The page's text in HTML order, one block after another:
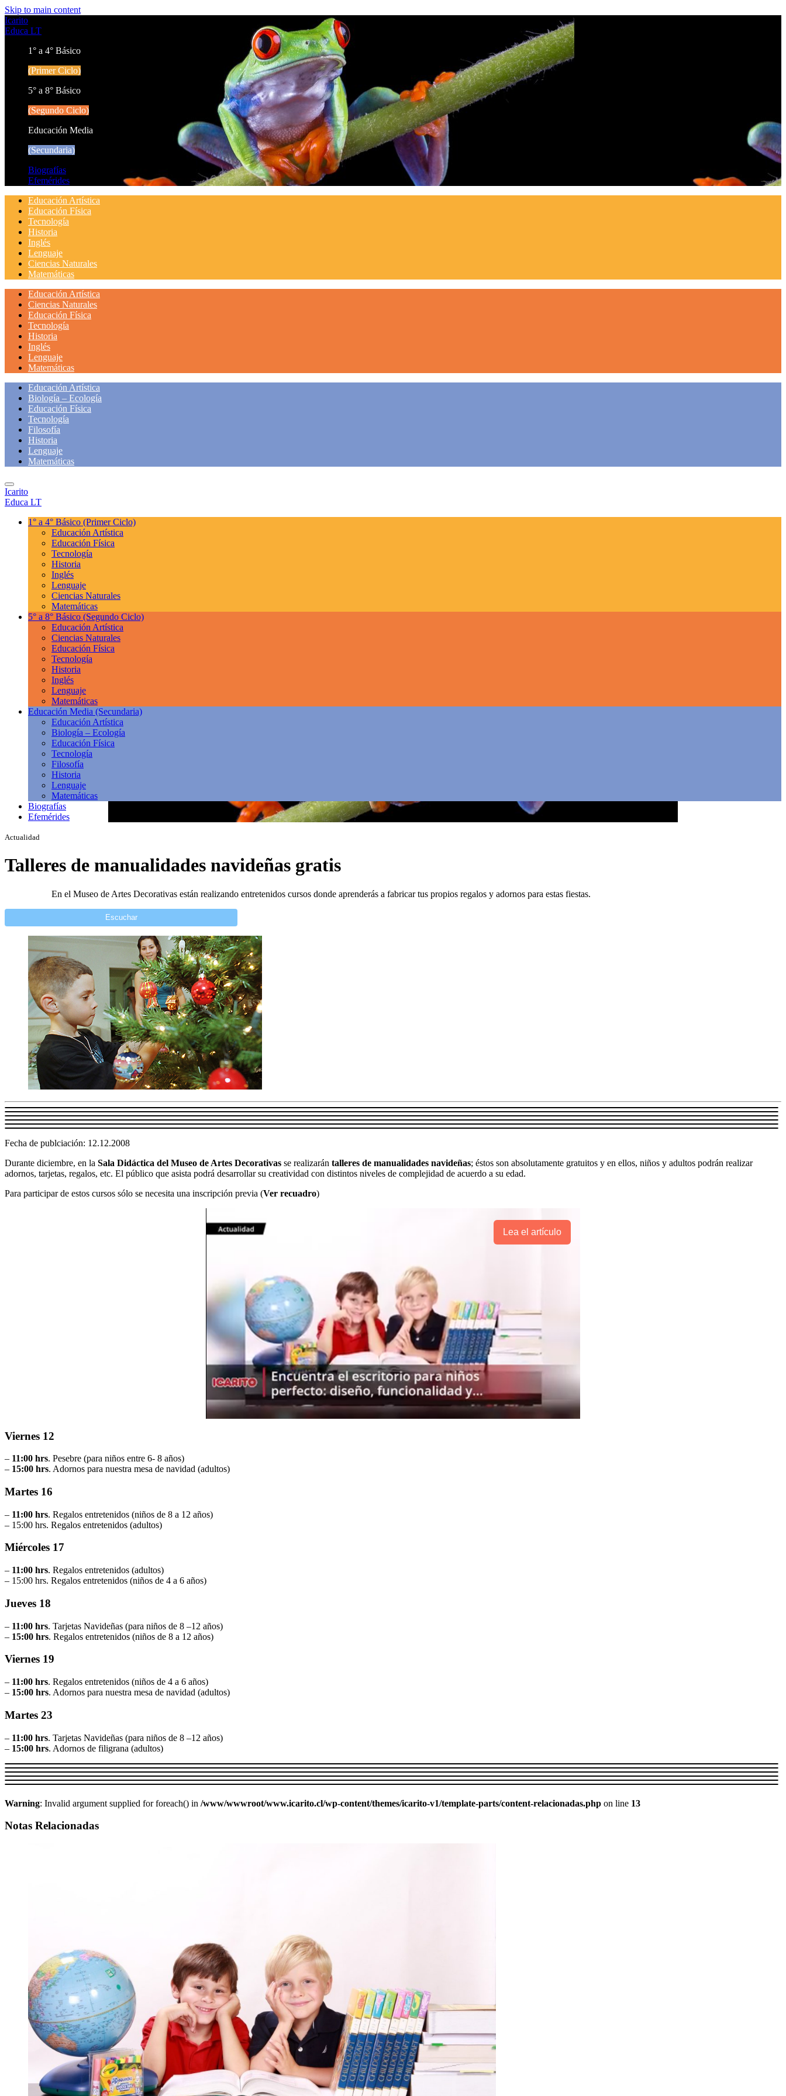
Skip to main content
Icarito
Educa LT
1° a 4° Básico
(Primer Ciclo)
5° a 8° Básico
(Segundo Ciclo)
Educación Media
(Secundaria)
Biografías
Efemérides
Educación Artística
Educación Física
Tecnología
Historia
Inglés
Lenguaje
Ciencias Naturales
Matemáticas
Educación Artística
Ciencias Naturales
Educación Física
Tecnología
Historia
Inglés
Lenguaje
Matemáticas
Educación Artística
Biología – Ecología
Educación Física
Tecnología
Filosofía
Historia
Lenguaje
Matemáticas
Icarito
Educa LT
1° a 4° Básico (Primer Ciclo)
Educación Artística
Educación Física
Tecnología
Historia
Inglés
Lenguaje
Ciencias Naturales
Matemáticas
5° a 8° Básico (Segundo Ciclo)
Educación Artística
Ciencias Naturales
Educación Física
Tecnología
Historia
Inglés
Lenguaje
Matemáticas
Educación Media (Secundaria)
Educación Artística
Biología – Ecología
Educación Física
Tecnología
Filosofía
Historia
Lenguaje
Matemáticas
Biografías
Efemérides
Actualidad
Talleres de manualidades navideñas gratis
En el Museo de Artes Decorativas están realizando entretenidos cursos donde aprenderás a fabricar tus propios regalos y adornos para estas fiestas.
Escuchar
Fecha de publciación: 12.12.2008
Durante diciembre, en la Sala Didáctica del Museo de Artes Decorativas se realizarán talleres de manualidades navideñas; éstos son absolutamente gratuitos y en ellos, niños y adultos podrán realizar
adornos, tarjetas, regalos, etc. El público que asista podrá desarrollar su creatividad con distintos niveles de complejidad de acuerdo a su edad.
Para participar de estos cursos sólo se necesita una inscripción previa (Ver recuadro)
Lea el artículo
Viernes 12
– 11:00 hrs. Pesebre (para niños entre 6- 8 años)
– 15:00 hrs. Adornos para nuestra mesa de navidad (adultos)
Martes 16
– 11:00 hrs. Regalos entretenidos (niños de 8 a 12 años)
– 15:00 hrs. Regalos entretenidos (adultos)
Miércoles 17
– 11:00 hrs. Regalos entretenidos (adultos)
– 15:00 hrs. Regalos entretenidos (niños de 4 a 6 años)
Jueves 18
– 11:00 hrs. Tarjetas Navideñas (para niños de 8 –12 años)
– 15:00 hrs. Regalos entretenidos (niños de 8 a 12 años)
Viernes 19
– 11:00 hrs. Regalos entretenidos (niños de 4 a 6 años)
– 15:00 hrs. Adornos para nuestra mesa de navidad (adultos)
Martes 23
– 11:00 hrs. Tarjetas Navideñas (para niños de 8 –12 años)
– 15:00 hrs. Adornos de filigrana (adultos)
Warning: Invalid argument supplied for foreach() in /www/wwwroot/www.icarito.cl/wp-content/themes/icarito-v1/template-parts/content-relacionadas.php on line 13
Notas Relacionadas